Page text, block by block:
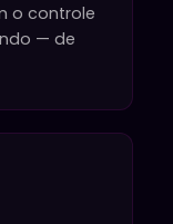
o controle
— de